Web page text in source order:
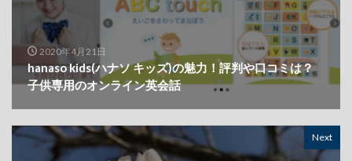
2020年4月21日
hanaso kids(ハナソ キッズ)の魅力！評判や口コミは？
子供専用のオンライン英会話
Next